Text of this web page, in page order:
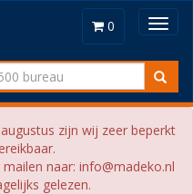
0
zijn wij zeer beperkt
naar: info@madeko.nl
gelezen.